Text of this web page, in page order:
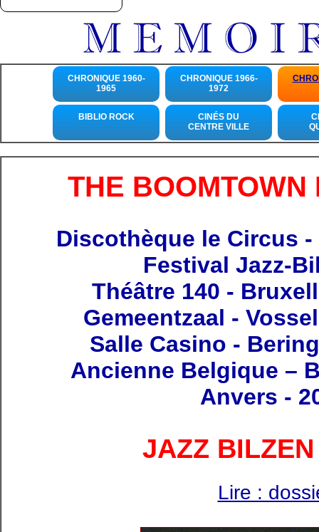
CHRONIQUE 1960-
1965
CHRONIQUE 1966-
1972
BIBLIO ROCK
CINÉS DU
CENTRE VILLE
THE
Discothèque le Circus
Festival Jazz-
Théâtre 140 -
Gemeentzaal -
Salle Casino -
Ancienne Belgique –
Anvers -
JAZZ
Lire :